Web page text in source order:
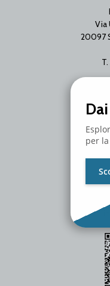
Via
20097
P.Iva
per